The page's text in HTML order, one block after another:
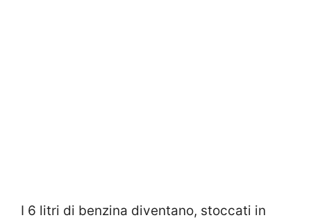
I 6 litri di benzina diventano, stoccati in